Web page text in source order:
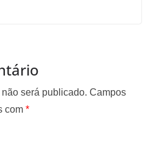
será publicado. Campos
com *